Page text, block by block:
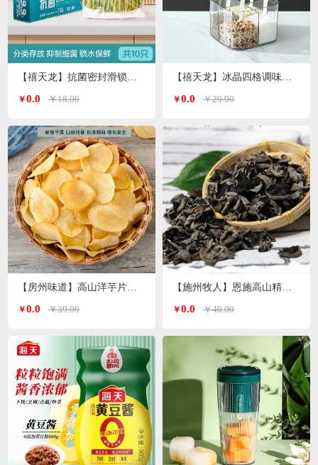
【禧天龙】抗菌密封滑锁保鲜袋大号 10只/盒KY-9827
￥0.0 ￥18.00
￥0.0 ￥39.00
【禧天龙】冰晶四格调味罐H-9972
￥0.0 ￥29.90
￥0.0 ￥40.00